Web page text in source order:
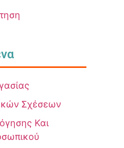
Σχέσεων
Και